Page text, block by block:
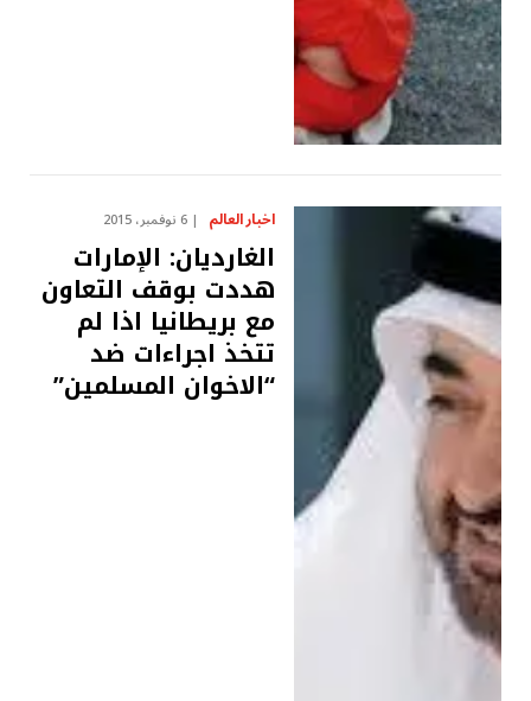
اخبار العالم 6 نوفمبر، 2015
الغارديان: الإمارات
هددت بوقف التعاون
مع بريطانيا اذا لم
تتخذ اجراءات ضد
“الاخوان المسلمين”